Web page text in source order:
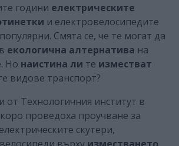
години електрическите
и електровелосипедите
Смята се, че те могат да
екологична алтернатива на
Но наистина ли те изместват
видове транспорт?
от Технологичния институт в
проведоха проучване за
скутери,